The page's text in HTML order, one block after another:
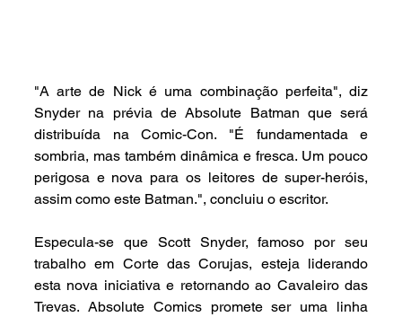
"A arte de Nick é uma combinação perfeita", diz
Snyder na prévia de Absolute Batman que será
distribuída na Comic-Con. "É fundamentada e
sombria, mas também dinâmica e fresca. Um pouco
perigosa e nova para os leitores de super-heróis,
assim como este Batman.", concluiu o escritor.
Especula-se que Scott Snyder, famoso por seu
trabalho em Corte das Corujas, esteja liderando
esta nova iniciativa e retornando ao Cavaleiro das
Trevas. Absolute Comics promete ser uma linha